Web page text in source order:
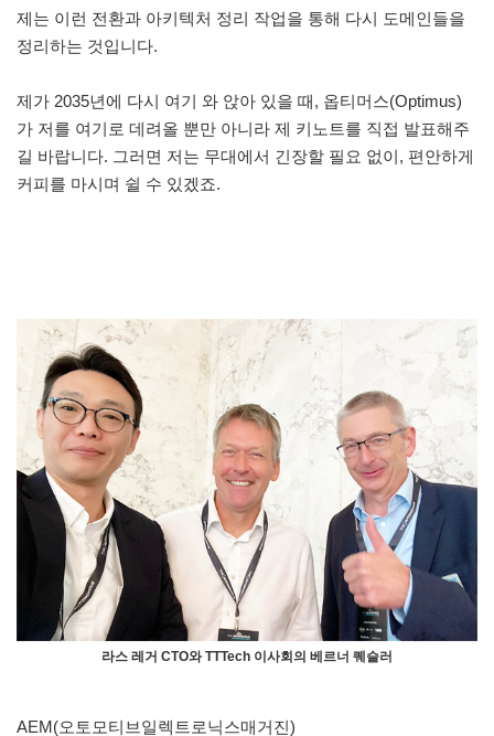
제는 이런 전환과 아키텍처 정리 작업을 통해 다시 도메인들을
정리하는 것입니다.
제가 2035년에 다시 여기 와 앉아 있을 때, 옵티머스(Optimus)
가 저를 여기로 데려올 뿐만 아니라 제 키노트를 직접 발표해주
길 바랍니다. 그러면 저는 무대에서 긴장할 필요 없이, 편안하게
커피를 마시며 쉴 수 있겠죠.
라스 레거 CTO와 TTTech 이사회의 베르너 퀘슬러
AEM(오토모티브일렉트로닉스매거진)